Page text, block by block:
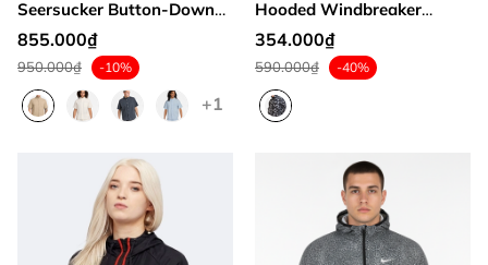
Seersucker Button-Down
Shirt
855.000₫
950.000₫ -10%
+1
Hooded Windbreaker
Jacket
354.000₫
590.000₫ -40%